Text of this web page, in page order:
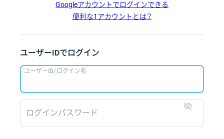
Googleアカウントでログインできる
便利な1アカウントとは？
ユーザーIDでログイン
ユーザーID/ログイン名
ログインパスワード